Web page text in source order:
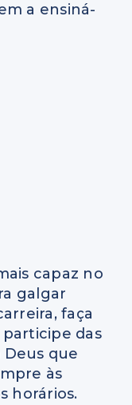
a ensiná-
capaz no
galgar
faça
das
que
às
horários.